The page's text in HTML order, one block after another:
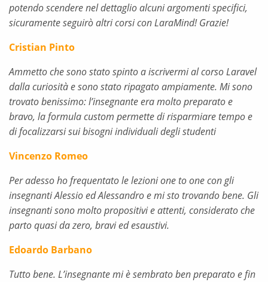
potendo scendere nel dettaglio alcuni argomenti specifici,
sicuramente seguirò altri corsi con LaraMind! Grazie!
Cristian Pinto
Ammetto che sono stato spinto a iscrivermi al corso Laravel
dalla curiosità e sono stato ripagato ampiamente. Mi sono
trovato benissimo: l’insegnante era molto preparato e
bravo, la formula custom permette di risparmiare tempo e
di focalizzarsi sui bisogni individuali degli studenti
Vincenzo Romeo
Per adesso ho frequentato le lezioni one to one con gli
insegnanti Alessio ed Alessandro e mi sto trovando bene. Gli
insegnanti sono molto propositivi e attenti, considerato che
parto quasi da zero, bravi ed esaustivi.
Edoardo Barbano
Tutto bene. L’insegnante mi è sembrato ben preparato e fin